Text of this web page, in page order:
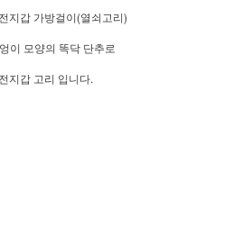
지갑 가방걸이(열쇠고리)
이 모양의 똑닥 단추로
지갑 고리 입니다.